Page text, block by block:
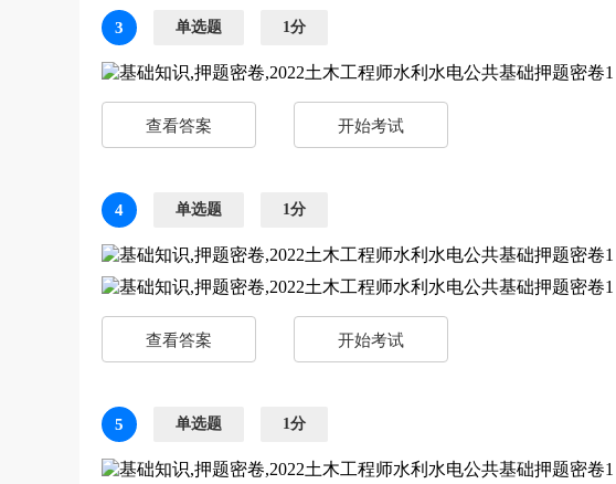
3 单选题 1分
查看答案 开始考试
4 单选题 1分
查看答案 开始考试
5 单选题 1分